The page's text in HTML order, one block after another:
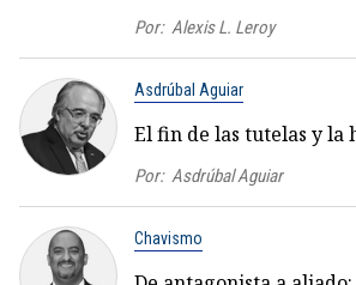
Por: Alexis L. Leroy
Asdrúbal Aguiar
El fin de las tutelas y la
Por: Asdrúbal Aguiar
Chavismo